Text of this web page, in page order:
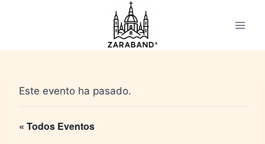
Este evento ha pasado.
« Todos Eventos